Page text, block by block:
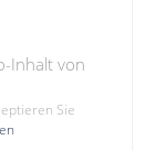
Inhalt von
Sie